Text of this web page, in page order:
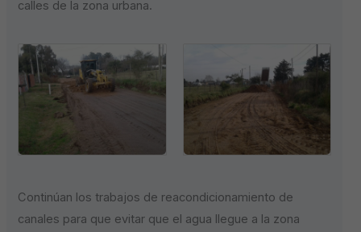
calles de la zona urbana.
Continúan los trabajos de reacondicionamiento de
canales para que evitar que el agua llegue a la zona